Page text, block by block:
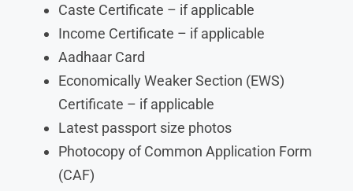
Caste Certificate – if applicable
Income Certificate – if applicable
Aadhaar Card
Economically Weaker Section (EWS)
Certificate – if applicable
Latest passport size photos
Photocopy of Common Application Form
(CAF)